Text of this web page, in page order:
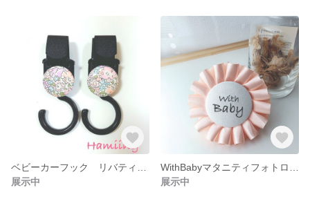
展示中
展示中